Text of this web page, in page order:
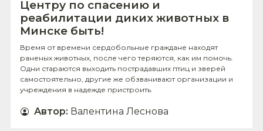
Центру по спасению и
реабилитации диких животных в
Минске быть!
Время от времени сердобольные граждане находят
раненых животных, после чего теряются, как им помочь.
Одни стараются выходить пострадавших птиц и зверей
самостоятельно, другие же обзванивают организации и
учреждения в надежде пристроить.
Автор: Валентина Леснова